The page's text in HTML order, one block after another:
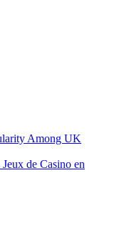
Among UK
de Casino en